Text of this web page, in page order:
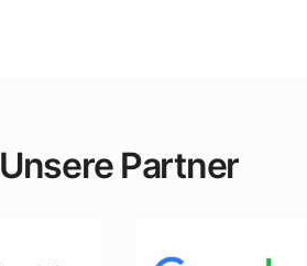
Unsere Partner